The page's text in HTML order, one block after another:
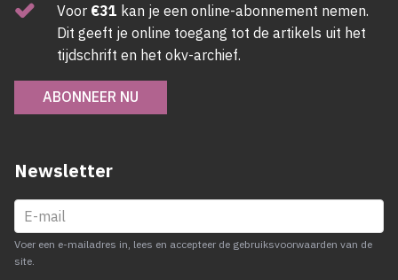
Voor €31 kan je een online-abonnement nemen.
Dit geeft je online toegang tot de artikels uit het
tijdschrift en het okv-archief.
ABONNEER NU
Newsletter
Voer een e-mailadres in, lees en accepteer de gebruiksvoorwaarden van de
site.